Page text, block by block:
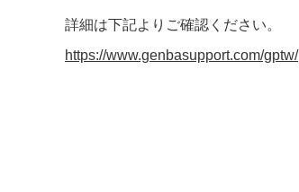
詳細は下記よりご確認ください。
https://www.genbasupport.com/gptw/